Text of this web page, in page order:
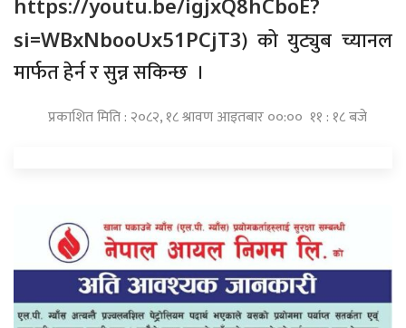
si=WBxNbooUx51PCjT3) को युट्युब च्यानल
मार्फत हेर्न र सुन्न सकिन्छ ।
प्रकाशित मिति : २०८२, १८ श्रावण आइतबार ००:०० ११ : १८ बजे